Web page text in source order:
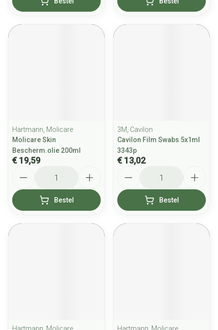
Hartmann, Molicare
Molicare Skin
Bescherm.olie 200ml
€ 19,59
Bestel
3M, Cavilon
Cavilon Film Swabs 5x1ml
3343p
€ 13,02
Bestel